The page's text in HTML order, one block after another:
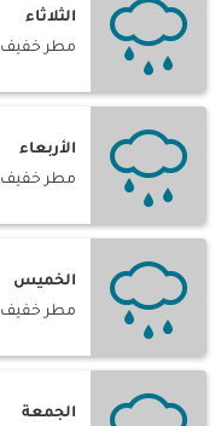
الثلاثاء
مطر خفيف
الأربعاء
مطر خفيف
الخميس
مطر خفيف
الجمعة